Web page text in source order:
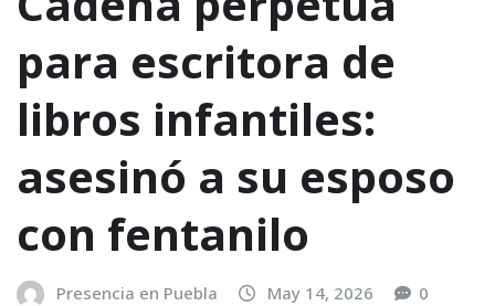
para escritora de
libros infantiles:
asesinó a su esposo
con fentanilo
Presencia en Puebla May 14, 2026 0